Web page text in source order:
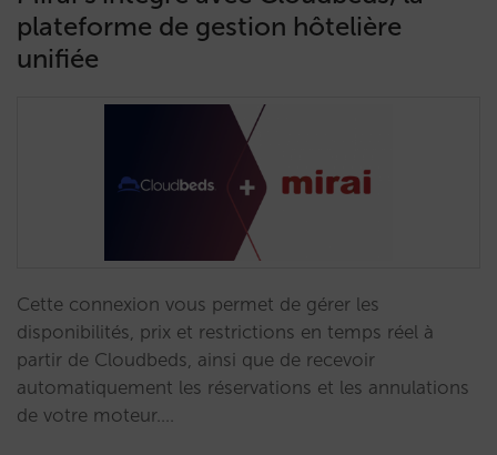
plateforme de gestion hôtelière
unifiée
Cette connexion vous permet de gérer les
disponibilités, prix et restrictions en temps réel à
partir de Cloudbeds, ainsi que de recevoir
automatiquement les réservations et les annulations
de votre moteur.…